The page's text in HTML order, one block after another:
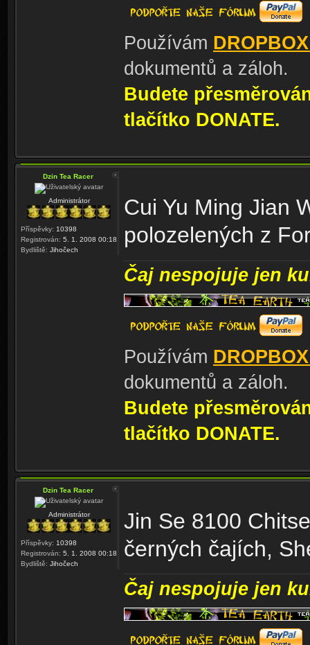
Používám
dokumentů a záloh.
Budete
tlačítko DONATE.
Dzin Tea Racer
Administrátor
Příspěvky: 10398
Registrován: 5. 1. 2008 00:18
Bydliště: Jihočech
Cui Yu Ming Jian
polozelených z
Čaj nespojuje jen
Používám
dokumentů a záloh.
Budete
tlačítko DONATE.
Dzin Tea Racer
Administrátor
Příspěvky: 10398
Registrován: 5. 1. 2008 00:18
Bydliště: Jihočech
Jin Se 8100
černých čajích,
Čaj nespojuje jen